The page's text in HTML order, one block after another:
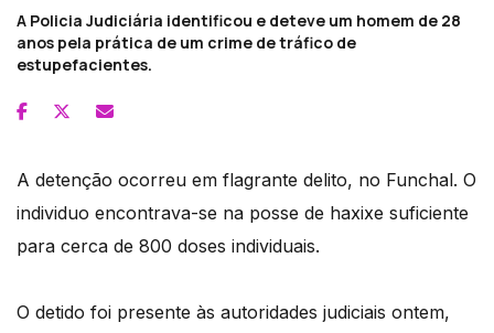
A Policia Judiciária identificou e deteve um homem de 28
anos pela prática de um crime de tráfico de
estupefacientes.
A detenção ocorreu em flagrante delito, no Funchal. O
individuo encontrava-se na posse de haxixe suficiente
para cerca de 800 doses individuais.
O detido foi presente às autoridades judiciais ontem,